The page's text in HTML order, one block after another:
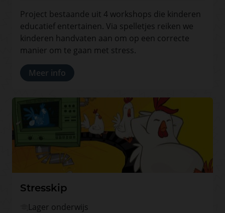
Project bestaande uit 4 workshops die kinderen
educatief entertainen. Via spelletjes reiken we
kinderen handvaten aan om op een correcte
manier om te gaan met stress.
Meer info
Stresskip
Lager onderwijs